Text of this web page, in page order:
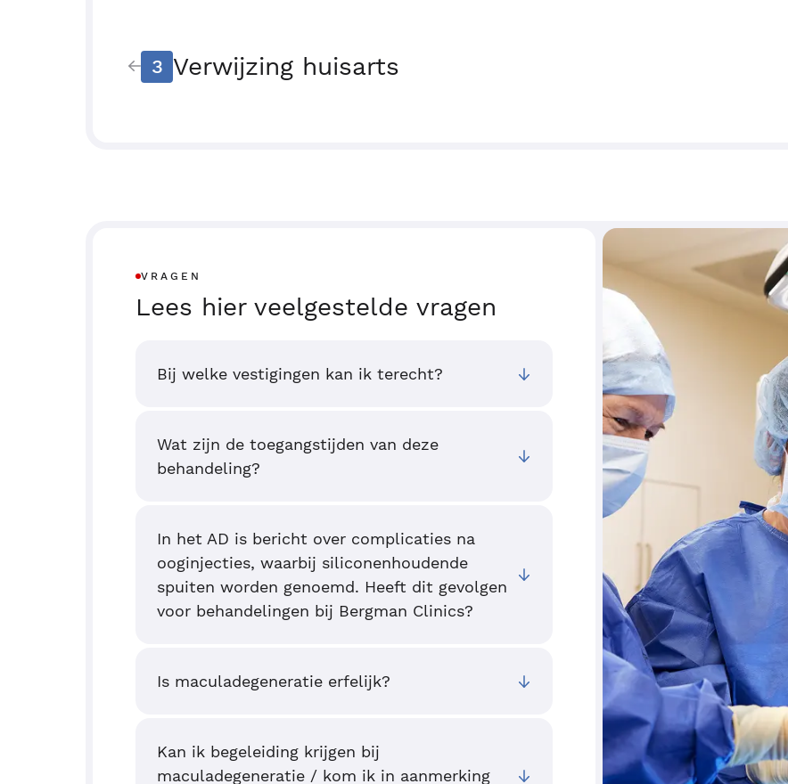
3 Verwijzing huisarts
VRAGEN
Lees hier veelgestelde vragen
Bij welke vestigingen kan ik terecht?
Wat zijn de toegangstijden van deze
behandeling?
In het AD is bericht over complicaties na
ooginjecties, waarbij siliconenhoudende
spuiten worden genoemd. Heeft dit gevolgen
voor behandelingen bij Bergman Clinics?
Is maculadegeneratie erfelijk?
Kan ik begeleiding krijgen bij
maculadegeneratie / kom ik in aanmerking